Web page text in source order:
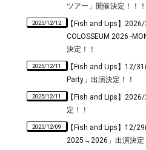
ツアー」開催決定！！！
2025/12/12
【Fish and Lips】
COLOSSEUM 2026 -
決定！！
2025/12/11
【Fish and Lips】12/
Party」出演決定！！
2025/12/11
【Fish and Lips】
定！！
2025/12/09
【Fish and Lips】12/
2025→2026」出演決定